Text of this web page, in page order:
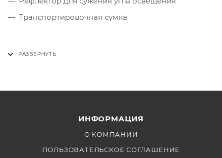
Транспортировочная сумка
ИНФОРМАЦИЯ
О КОМПАНИИ
ПОЛЬЗОВАТЕЛЬСКОЕ СОГЛАШЕНИЕ